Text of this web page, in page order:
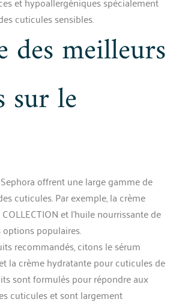
cuticules sensibles.
des meilleurs
sur le
offrent une large gamme de
cuticules. Par exemple, la crème
et l’huile nourrissante de
populaires.
recommandés, citons le sérum
la crème hydratante pour cuticules de
sont formulés pour répondre aux
cuticules et sont largement